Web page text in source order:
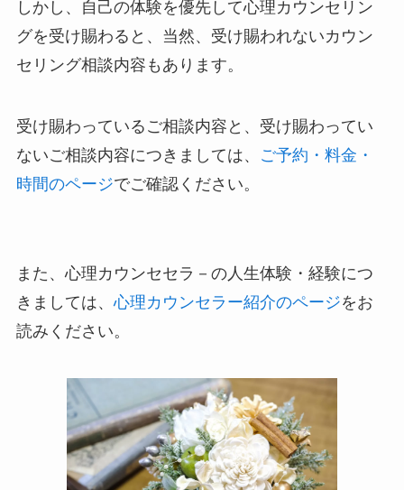
しかし、自己の体験を優先して心理カウンセリン
グを受け賜わると、当然、受け賜われないカウン
セリング相談内容もあります。
受け賜わっているご相談内容と、受け賜わってい
ないご相談内容につきましては、
ご予約・料金・
時間のページでご確認ください。
また、心理カウンセセラ－の人生体験・経験につ
きましては、心理カウンセラー紹介のページをお
読みください。